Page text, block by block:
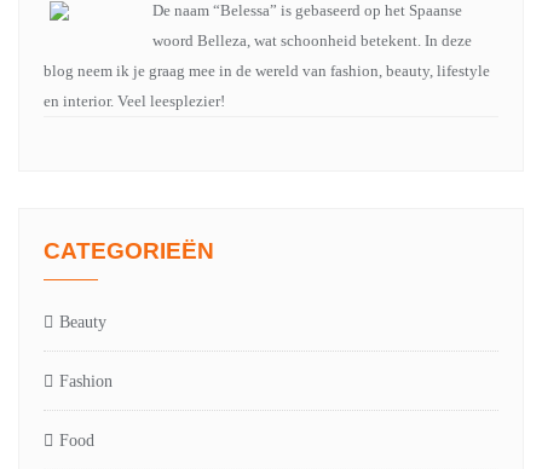
De naam “Belessa” is gebaseerd op het Spaanse
woord Belleza, wat schoonheid betekent. In deze
blog neem ik je graag mee in de wereld van fashion, beauty, lifestyle
en interior. Veel leesplezier!
CATEGORIEËN
Beauty
Fashion
Food